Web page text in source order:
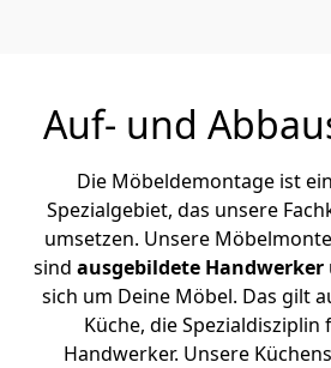
Auf- und
Die Möbeldemontage ist
Spezialgebiet, das unsere
umsetzen. Unsere
sind ausgebildete Handwerker
sich um Deine Möbel. Das gilt
Küche, die Spezialdisziplin
Handwerker. Unsere